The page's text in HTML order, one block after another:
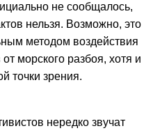
не сообщалось,
нельзя. Возможно, это
методом воздействия
морского разбоя, хотя и
точки зрения.
нередко звучат